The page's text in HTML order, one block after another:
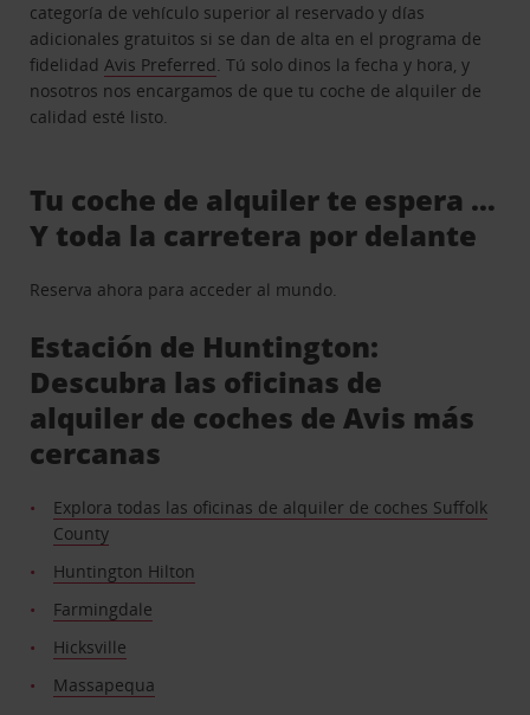
categoría de vehículo superior al reservado y días
adicionales gratuitos si se dan de alta en el programa de
fidelidadAvis Preferred. Tú solo dinos la fecha y hora, y
nosotros nos encargamos de que tu coche de alquiler de
calidad esté listo.
Tu coche de alquiler te espera …
Y toda la carretera por delante
Reserva ahora para acceder al mundo.
Estación de Huntington:
Descubra las oficinas de
alquiler de coches de Avis más
cercanas
Explora todas las oficinas de alquiler de coches Suffolk
County
Huntington Hilton
Farmingdale
Hicksville
Massapequa